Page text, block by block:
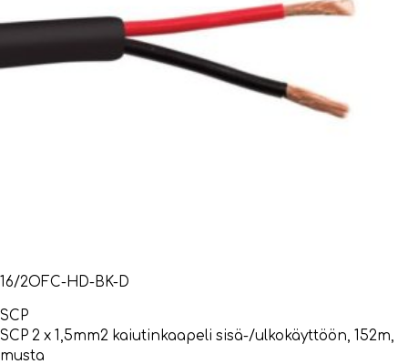
16/2OFC-HD-BK-D
SCP
SCP 2 x 1,5mm2 kaiutinkaapeli sisä-/ulkokäyttöön, 152m,
musta